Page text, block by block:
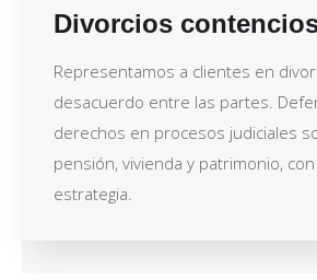
Divorcios
Representamos a clientes en
desacuerdo entre las partes.
derechos en procesos judiciales
pensión, vivienda y patrimonio,
estrategia.